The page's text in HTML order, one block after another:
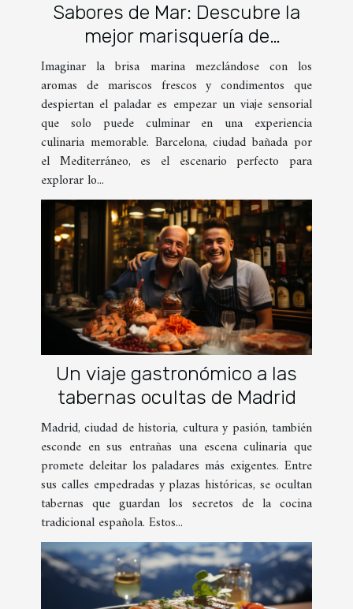
Sabores de Mar: Descubre la
mejor marisquería de
Barcelona
Imaginar la brisa marina mezclándose con los
aromas de mariscos frescos y condimentos que
despiertan el paladar es empezar un viaje sensorial
que solo puede culminar en una experiencia
culinaria memorable. Barcelona, ciudad bañada por
el Mediterráneo, es el escenario perfecto para
explorar lo...
Un viaje gastronómico a las
tabernas ocultas de Madrid
Madrid, ciudad de historia, cultura y pasión, también
esconde en sus entrañas una escena culinaria que
promete deleitar los paladares más exigentes. Entre
sus calles empedradas y plazas históricas, se ocultan
tabernas que guardan los secretos de la cocina
tradicional española. Estos...